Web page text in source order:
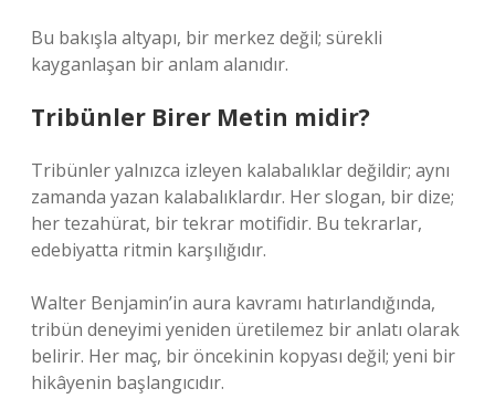
Bu bakışla altyapı, bir merkez değil; sürekli
kayganlaşan bir anlam alanıdır.
Tribünler Birer Metin midir?
Tribünler yalnızca izleyen kalabalıklar değildir; aynı
zamanda yazan kalabalıklardır. Her slogan, bir dize;
her tezahürat, bir tekrar motifidir. Bu tekrarlar,
edebiyatta ritmin karşılığıdır.
Walter Benjamin’in aura kavramı hatırlandığında,
tribün deneyimi yeniden üretilemez bir anlatı olarak
belirir. Her maç, bir öncekinin kopyası değil; yeni bir
hikâyenin başlangıcıdır.